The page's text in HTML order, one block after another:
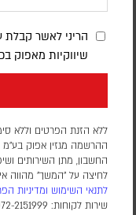
הריני לאשר קבלת
שיווקיות מאפוק
ללא הזנת הפרטים וללא
ההרשמה מגזין אפוק
החשבון, מתן השירותים
לחיצה על "המשך" מהווה
לתנאי השימוש ומדיניות
שירות לקוחות: 072-2151999 |
האסטרטגיה
ד"ר משה רט
בין טראמפ לאיראן, בין
לפעמים רק מבט
החמצה הוא חלק